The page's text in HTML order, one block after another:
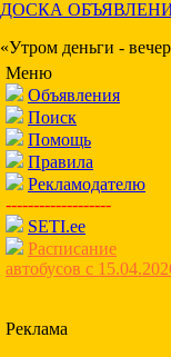
ДОСКА
«Утром деньги -
Меню
Объявления
Поиск
Помощь
Правила
Рекламодателю
-------------------
SETI.ee
Расписание
автобусов с
Реклама